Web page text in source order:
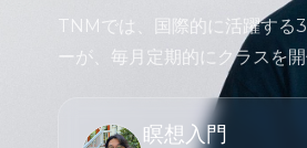
TNMでは、国際的に活躍する
ーが、毎月定期的にクラスを開
瞑想入門